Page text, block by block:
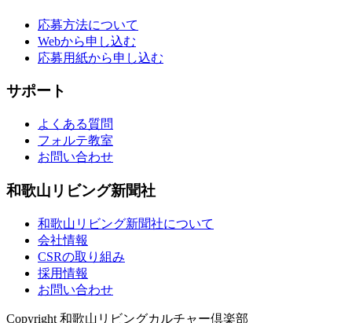
応募方法について
Webから申し込む
応募用紙から申し込む
サポート
よくある質問
フォルテ教室
お問い合わせ
和歌山リビング新聞社
和歌山リビング新聞社について
会社情報
CSRの取り組み
採用情報
お問い合わせ
Copyright 和歌山リビングカルチャー倶楽部